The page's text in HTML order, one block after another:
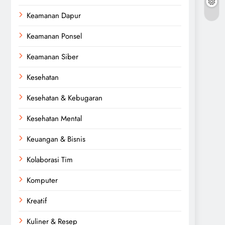
Keamanan Dapur
Keamanan Ponsel
Keamanan Siber
Kesehatan
Kesehatan & Kebugaran
Kesehatan Mental
Keuangan & Bisnis
Kolaborasi Tim
Komputer
Kreatif
Kuliner & Resep